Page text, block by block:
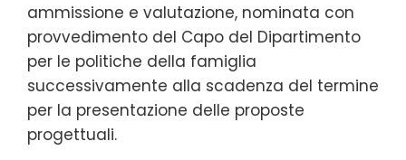
ammissione e valutazione, nominata con
provvedimento del Capo del Dipartimento
per le politiche della famiglia
successivamente alla scadenza del termine
per la presentazione delle proposte
progettuali.